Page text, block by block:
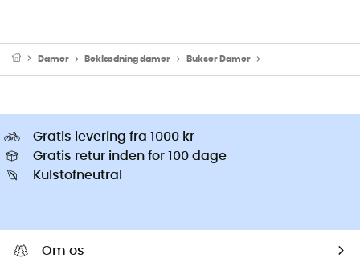
Damer Beklædning damer Bukser Damer
Gratis levering fra 1000 kr
Gratis retur inden for 100 dage
Kulstofneutral
Om os